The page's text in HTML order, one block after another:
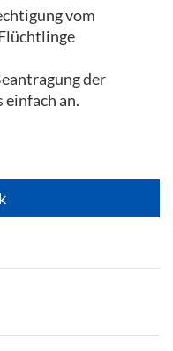
vom
der
einfach an.